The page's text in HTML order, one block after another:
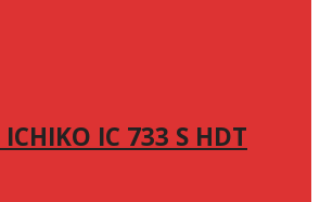
IC 733 S HDT